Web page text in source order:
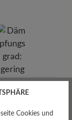
Cookies und